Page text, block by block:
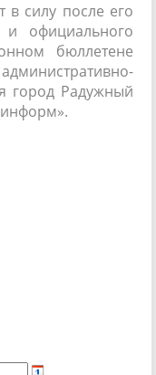
в силу после его
и официального
бюллетене
город Радужный